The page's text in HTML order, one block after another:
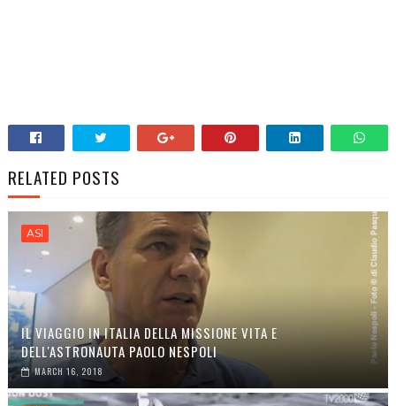
RELATED POSTS
ASI
IL VIAGGIO IN ITALIA DELLA MISSIONE VITA E
DELL'ASTRONAUTA PAOLO NESPOLI
MARCH 16, 2018